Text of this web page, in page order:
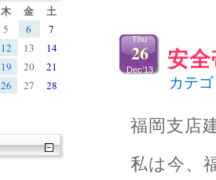
安
Thu
26
Dec’13
カテ
福岡支店
私は今、
木 金 土
5 6
7
12 13
14
19 20
21
26 27
28